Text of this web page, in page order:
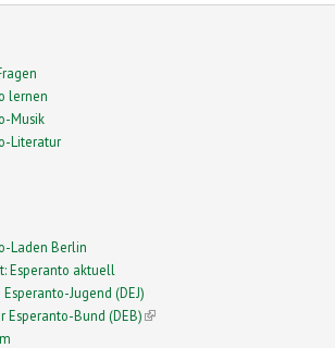
lernen
Musik
Literatur
Laden Berlin
Esperanto aktuell
Jugend (DEJ)
Esperanto-Bund (DEB)(link is external)